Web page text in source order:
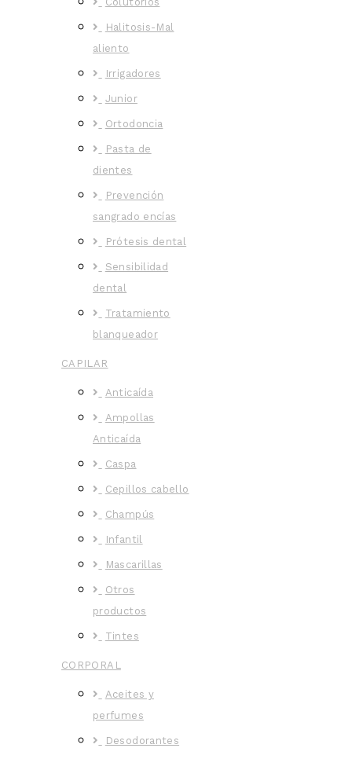
Halitosis-Mal
aliento
Irrigadores
Junior
Ortodoncia
Pasta de
dientes
Prevención
sangrado encías
Prótesis dental
Sensibilidad
dental
Tratamiento
blanqueador
CAPILAR
Anticaída
Ampollas
Anticaída
Caspa
Cepillos cabello
Champús
Infantil
Mascarillas
Otros
productos
Tintes
CORPORAL
Aceites y
perfumes
Desodorantes